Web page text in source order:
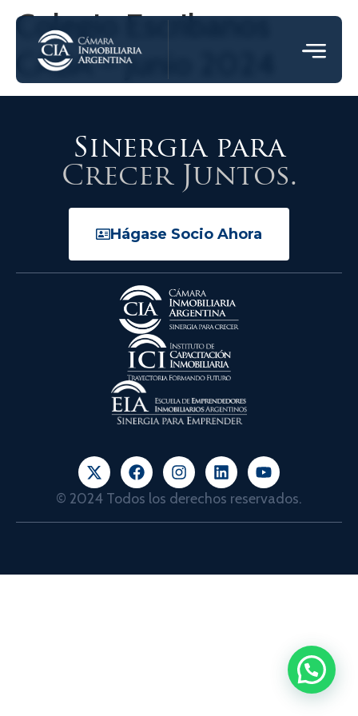
Colegio Escribanos
CABA – Junio 2024
Sinergia para
Crecer Juntos.
Hágase Socio Ahora
© 2024 Todos los derechos reservados.